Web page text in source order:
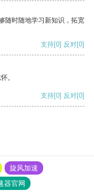
随时随地学习新知识，拓宽
支持[0] 反对[0]
。
支持[0] 反对[0]
旋风加速
器官网